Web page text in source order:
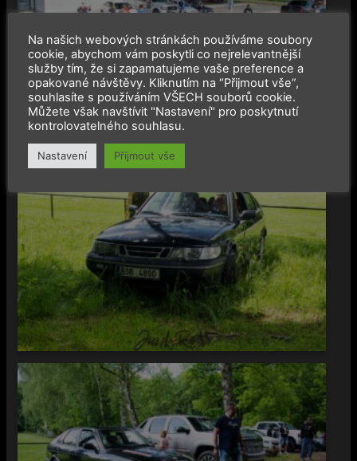
Na našich webových stránkách používáme soubory
cookie, abychom vám poskytli co nejrelevantnější
služby tím, že si zapamatujeme vaše preference a
opakované návštěvy. Kliknutím na “Přijmout vše”,
souhlasíte s používáním VŠECH souborů cookie.
Můžete však navštívit "Nastavení" pro poskytnutí
kontrolovatelného souhlasu.
Nastavení Přijmout vše